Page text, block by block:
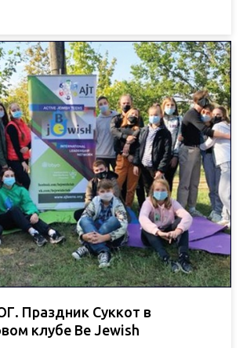
Праздник Суккот в
клубе Be Jewish